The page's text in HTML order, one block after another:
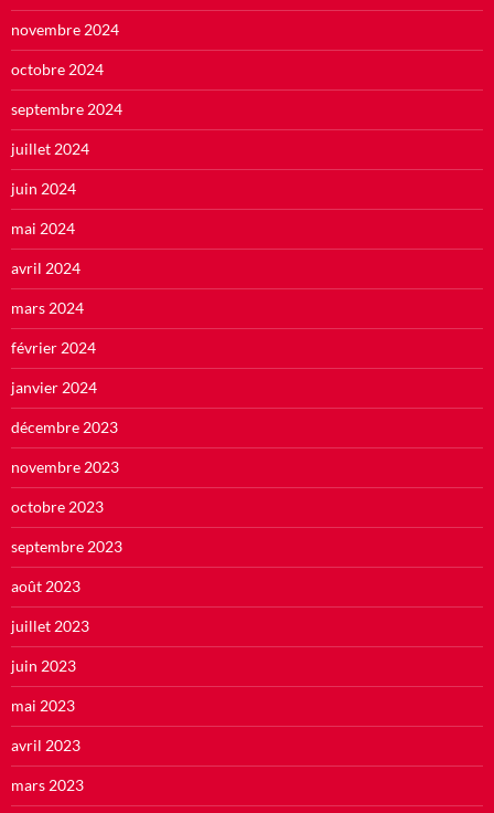
novembre 2024
octobre 2024
septembre 2024
juillet 2024
juin 2024
mai 2024
avril 2024
mars 2024
février 2024
janvier 2024
décembre 2023
novembre 2023
octobre 2023
septembre 2023
août 2023
juillet 2023
juin 2023
mai 2023
avril 2023
mars 2023